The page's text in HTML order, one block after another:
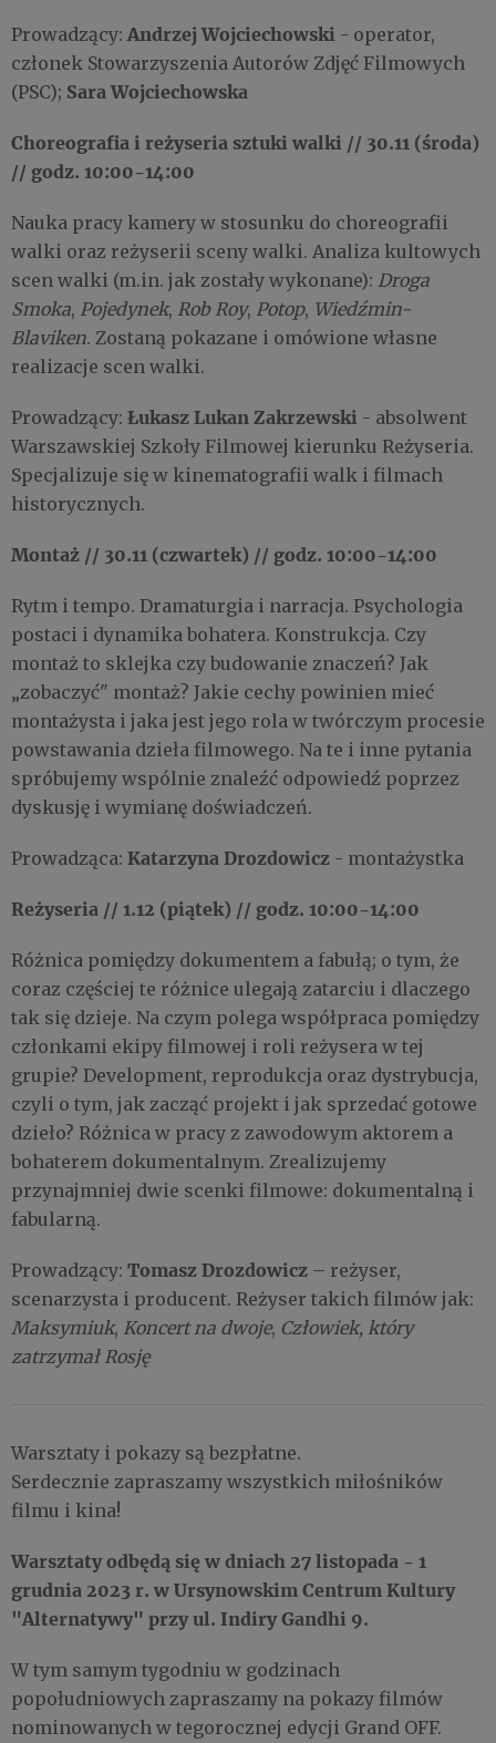
Prowadzący: Andrzej Wojciechowski - operator,
członek Stowarzyszenia Autorów Zdjęć Filmowych
(PSC); Sara Wojciechowska
Choreografia i reżyseria sztuki walki // 30.11 (środa)
// godz. 10:00-14:00
Nauka pracy kamery w stosunku do choreografii
walki oraz reżyserii sceny walki. Analiza kultowych
scen walki (m.in. jak zostały wykonane): Droga
Smoka, Pojedynek, Rob Roy, Potop, Wiedźmin-
Blaviken. Zostaną pokazane i omówione własne
realizacje scen walki.
Prowadzący: Łukasz Lukan Zakrzewski - absolwent
Warszawskiej Szkoły Filmowej kierunku Reżyseria.
Specjalizuje się w kinematografii walk i filmach
historycznych.
Montaż // 30.11 (czwartek) // godz. 10:00-14:00
Rytm i tempo. Dramaturgia i narracja. Psychologia
postaci i dynamika bohatera. Konstrukcja. Czy
montaż to sklejka czy budowanie znaczeń? Jak
„zobaczyć" montaż? Jakie cechy powinien mieć
montażysta i jaka jest jego rola w twórczym procesie
powstawania dzieła filmowego. Na te i inne pytania
spróbujemy wspólnie znaleźć odpowiedź poprzez
dyskusję i wymianę doświadczeń.
Prowadząca: Katarzyna Drozdowicz - montażystka
Reżyseria // 1.12 (piątek) // godz. 10:00-14:00
Różnica pomiędzy dokumentem a fabułą; o tym, że
coraz częściej te różnice ulegają zatarciu i dlaczego
tak się dzieje. Na czym polega współpraca pomiędzy
członkami ekipy filmowej i roli reżysera w tej
grupie? Development, reprodukcja oraz dystrybucja,
czyli o tym, jak zacząć projekt i jak sprzedać gotowe
dzieło? Różnica w pracy z zawodowym aktorem a
bohaterem dokumentalnym. Zrealizujemy
przynajmniej dwie scenki filmowe: dokumentalną i
fabularną.
Prowadzący: Tomasz Drozdowicz – reżyser,
scenarzysta i producent. Reżyser takich filmów jak:
Maksymiuk, Koncert na dwoje, Człowiek, który
zatrzymał Rosję
Warsztaty i pokazy są bezpłatne.
Serdecznie zapraszamy wszystkich miłośników
filmu i kina!
Warsztatyodbędą się w dniach 27 listopada - 1
grudnia 2023 r. w Ursynowskim Centrum Kultury
"Alternatywy" przy ul. Indiry Gandhi 9.
W tym samym tygodniu w godzinach
popołudniowych zapraszamy na pokazy filmów
nominowanych w tegorocznej edycji Grand OFF.